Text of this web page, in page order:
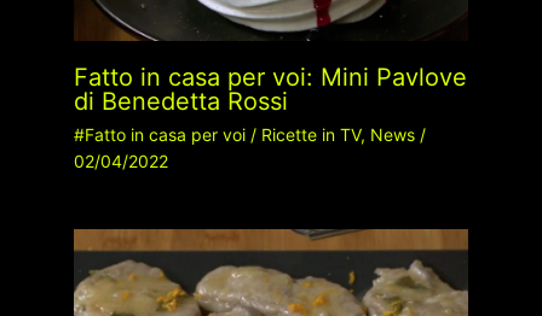
Fatto in casa per voi: Mini Pavlove
di Benedetta Rossi
#Fatto in casa per voi/ Ricette in TV, News/
02/04/2022